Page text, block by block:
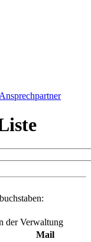
Ansprechpartner
der Verwaltung
Mail